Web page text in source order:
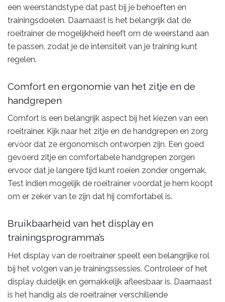
een weerstandstype dat past bij je behoeften en
trainingsdoelen. Daarnaast is het belangrijk dat de
roeitrainer de mogelijkheid heeft om de weerstand aan
te passen, zodat je de intensiteit van je training kunt
regelen.
Comfort en ergonomie van het zitje en de
handgrepen
Comfort is een belangrijk aspect bij het kiezen van een
roeitrainer. Kijk naar het zitje en de handgrepen en zorg
ervoor dat ze ergonomisch ontworpen zijn. Een goed
gevoerd zitje en comfortabele handgrepen zorgen
ervoor dat je langere tijd kunt roeien zonder ongemak.
Test indien mogelijk de roeitrainer voordat je hem koopt
om er zeker van te zijn dat hij comfortabel is.
Bruikbaarheid van het display en
trainingsprogramma’s
Het display van de roeitrainer speelt een belangrijke rol
bij het volgen van je trainingssessies. Controleer of het
display duidelijk en gemakkelijk afleesbaar is. Daarnaast
is het handig als de roeitrainer verschillende